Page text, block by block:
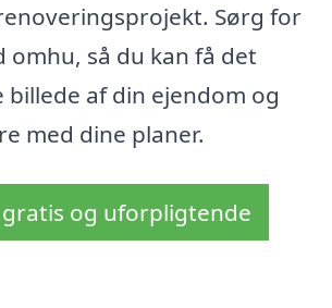
Sørg for
omhu, så du kan få det
af din ejendom og
med dine planer.
gratis og uforpligtende